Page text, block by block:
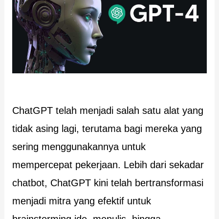
ChatGPT telah menjadi salah satu alat yang
tidak asing lagi, terutama bagi mereka yang
sering menggunakannya untuk
mempercepat pekerjaan. Lebih dari sekadar
chatbot, ChatGPT kini telah bertransformasi
menjadi mitra yang efektif untuk